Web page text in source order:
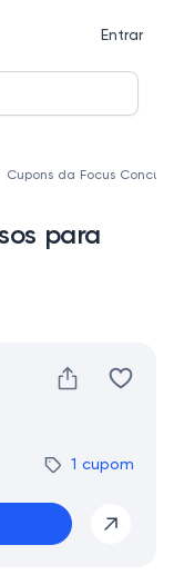
Entrar
Cupons da Focus
para
1 cupom